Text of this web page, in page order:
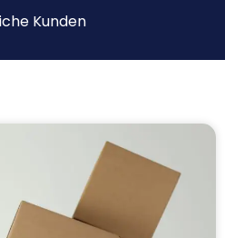
Kunden